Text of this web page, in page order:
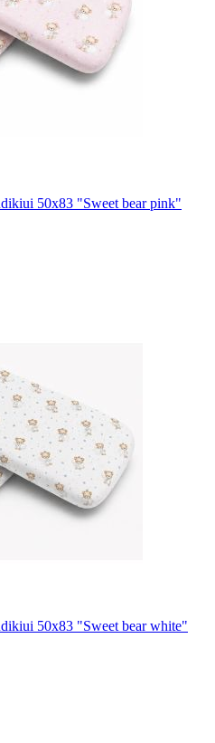
50x83 "Sweet bear pink"
50x83 "Sweet bear white"